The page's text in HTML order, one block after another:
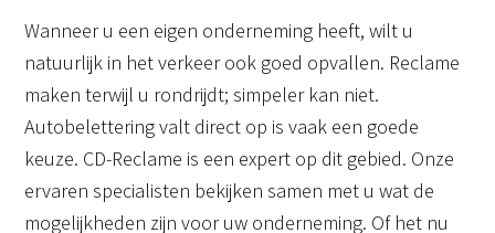
Wanneer u een eigen onderneming heeft, wilt u
natuurlijk in het verkeer ook goed opvallen. Reclame
maken terwijl u rondrijdt; simpeler kan niet.
Autobelettering valt direct op is vaak een goede
keuze. CD-Reclame is een expert op dit gebied. Onze
ervaren specialisten bekijken samen met u wat de
mogelijkheden zijn voor uw onderneming. Of het nu